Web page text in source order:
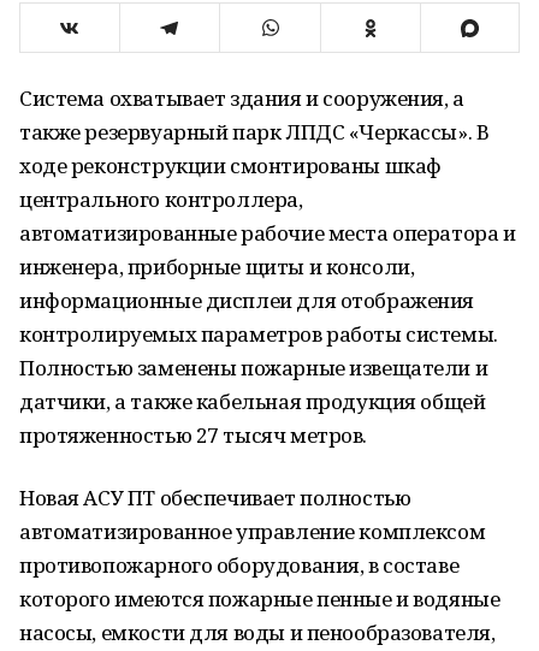
Система охватывает здания и сооружения, а
также резервуарный парк ЛПДС «Черкассы». В
ходе реконструкции смонтированы шкаф
центрального контроллера,
автоматизированные рабочие места оператора и
инженера, приборные щиты и консоли,
информационные дисплеи для отображения
контролируемых параметров работы системы.
Полностью заменены пожарные извещатели и
датчики, а также кабельная продукция общей
протяженностью 27 тысяч метров.
Новая АСУ ПТ обеспечивает полностью
автоматизированное управление комплексом
противопожарного оборудования, в составе
которого имеются пожарные пенные и водяные
насосы, емкости для воды и пенообразователя,